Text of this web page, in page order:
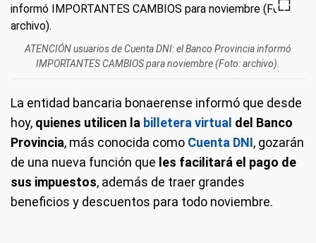
ATENCIÓN usuarios de Cuenta DNI: el Banco Provincia informó
IMPORTANTES CAMBIOS para noviembre (Foto: archivo).
La entidad bancaria bonaerense informó que desde
hoy, quienes utilicen la billetera virtual del Banco
Provincia, más conocida como Cuenta DNI, gozarán
de una nueva función que les facilitará el pago de
sus impuestos, además de traer grandes
beneficios y descuentos para todo noviembre.